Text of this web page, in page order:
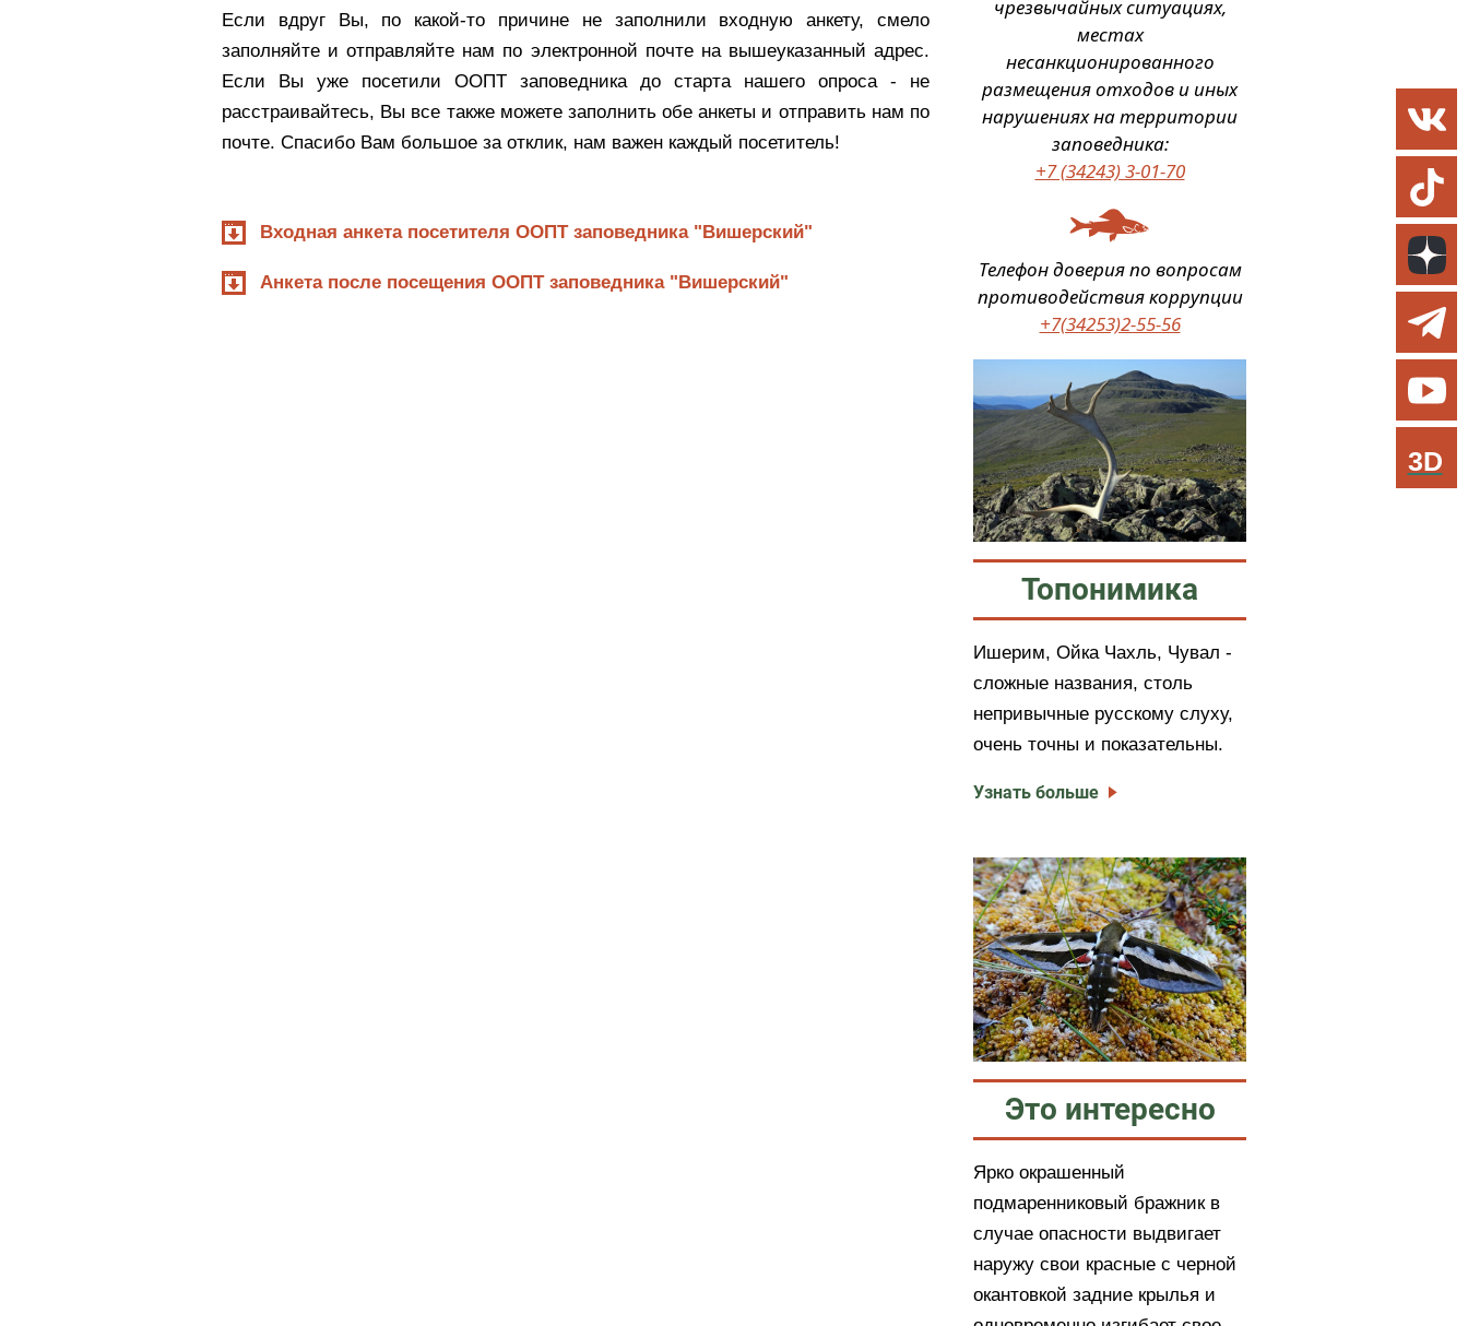
Если вдруг Вы, по какой-то причине не заполнили входную анкету, смело
заполняйте и отправляйте нам по электронной почте на вышеуказанный адрес.
Если Вы уже посетили ООПТ заповедника до старта нашего опроса - не
расстраивайтесь, Вы все также можете заполнить обе анкеты и отправить нам по
почте. Спасибо Вам большое за отклик, нам важен каждый посетитель!
Входная анкета посетителя ООПТ заповедника "Вишерский"
Анкета после посещения ООПТ заповедника "Вишерский"
3D
чрезвычайных ситуациях,
местах
несанкционированного
размещения отходов и иных
нарушениях на территории
заповедника:
+7 (34243) 3-01-70
Телефон доверия по вопросам
противодействия коррупции
+7(34253)2-55-56
Топонимика
Ишерим, Ойка Чахль, Чувал -
сложные названия, столь
непривычные русскому слуху,
очень точны и показательны.
Узнать больше
Это интересно
Ярко окрашенный
подмаренниковый бражник в
случае опасности выдвигает
наружу свои красные с черной
окантовкой задние крылья и